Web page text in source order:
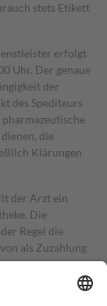
stets Etikett
erfolgt
Uhr. Der genaue
der
des Spediteurs
die
Klärungen
der Arzt ein
Die
Regel die
als Zuzahlung
von zehn